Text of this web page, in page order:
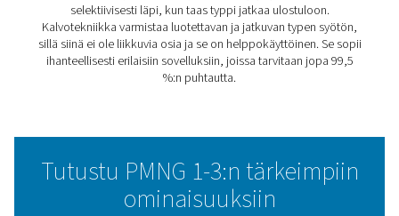
Yksinkertaiseksi, kestäväksi ja helppokäyttöiseksi
PMNG on yksi markkinoiden käyttäjäystävällisimmistä
vaihtoehdoista. Siinä on integroidut esisuodattimet ja
että asiantuntijaa ei tarvita. Sisäänrakennettu
varmistaa tasaisen typen laadun kaikissa
Intuitiivinen muotoilu mahdollistaa helpon säätämisen